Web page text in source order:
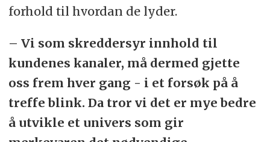
forhold til hvordan de lyder.
– Vi som skreddersyr innhold til
kundenes kanaler, må dermed gjette
oss frem hver gang - i et forsøk på å
treffe blink. Da tror vi det er mye bedre
å utvikle et univers som gir